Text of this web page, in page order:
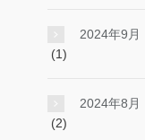
2024年9月
(1)
2024年8月
(2)